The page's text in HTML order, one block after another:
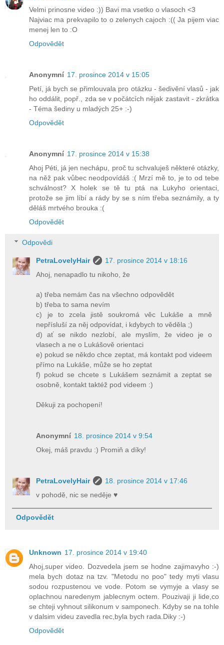
Velmi prinosne video :)) Bavi ma vsetko o vlasoch <3
Najviac ma prekvapilo to o zelenych cajoch :(( Ja pijem viac
menej len to :O
Odpovědět
Anonymní 17. prosince 2014 v 15:05
Petí, já bych se přimlouvala pro otázku - šedivění vlasů - jak
ho oddálit, popř., zda se v počátcích nějak zastavit - zkrátka
- Téma šediny u mladých 25+ :-)
Odpovědět
Anonymní 17. prosince 2014 v 15:38
Ahoj Péti, já jen nechápu, proč tu schvaluješ některé otázky,
na něž pak vůbec neodpovídáš :( Mrzí mě to, je to od tebe
schválnost? X holek se tě tu ptá na Lukyho orientaci,
protože se jim líbí a rády by se s ním třeba seznámily, a ty
děláš mrtvého brouka :(
Odpovědět
Odpovědi
PetraLovelyHair
17. prosince 2014 v 18:16
Ahoj, nenapadlo tu nikoho, že
a) třeba nemám čas na všechno odpovědět
b) třeba to sama nevím
c) je to zcela jistě soukromá věc Lukáše a mně
nepřísluší za něj odpovídat, i kdybych to věděla ;)
d) ať se nikdo nezlobí, ale myslím, že video je o
vlasech a ne o Lukášově orientaci
e) pokud se někdo chce zeptat, má kontakt pod videem
přímo na Lukáše, může se ho zeptat
f) pokud se chcete s Lukášem seznámit a zeptat se
osobně, kontakt taktéž pod videem :)
Děkuji za pochopení!
Anonymní 18. prosince 2014 v 9:54
Okej, máš pravdu :) Promiň a díky!
PetraLovelyHair
18. prosince 2014 v 17:46
v pohodě, nic se neděje ♥
Odpovědět
Unknown 17. prosince 2014 v 19:40
Ahoj,super video. Dozvedela jsem se hodne zajimavyho :-)
mela bych dotaz na tzv. "Metodu no poo" tedy myti vlasu
sodou rozpustenou ve vode. Potom se vymyje a vlasy se
oplachnou naredenym jablecnym octem. Pouzivaji ji lide,co
se chteji vyhnout silikonum v samponech. Kdyby se na tohle
v dalsim videu zavedla rec,byla bych rada.Diky :-)
Odpovědět